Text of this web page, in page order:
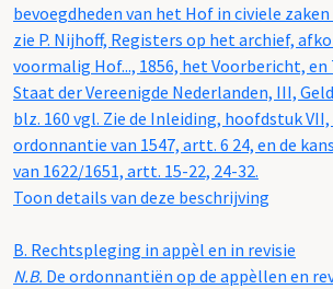
bevoegdheden van het Hof in civiele
zie P. Nijhoff, Registers op het archief,
voormalig Hof..., 1856, het Voorbericht,
Staat der Vereenigde Nederlanden, III,
blz. 160 vgl. Zie de Inleiding, hoofdstuk VII,
ordonnantie van 1547, artt. 6 24, en de
van 1622/1651, artt. 15-22, 24-32.
Toon details van deze beschrijving
B. Rechtspleging in appèl en in revisie
N.B. De ordonnantiën op de appèllen en